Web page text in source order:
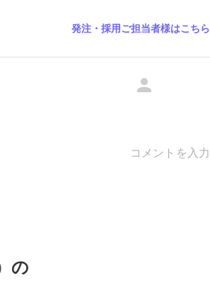
発注・採用ご担当者様はこちら
の